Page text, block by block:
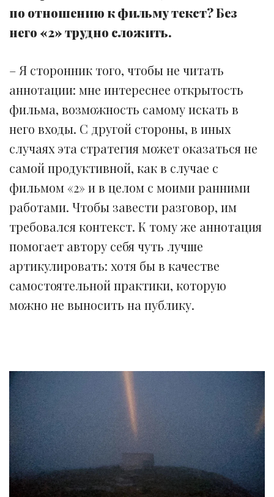
по отношению к фильму текст? Без
него «2» трудно сложить.
– Я сторонник того, чтобы не читать
аннотации: мне интереснее открытость
фильма, возможность самому искать в
него входы. С другой стороны, в иных
случаях эта стратегия может оказаться не
самой продуктивной, как в случае с
фильмом «2» и в целом с моими ранними
работами. Чтобы завести разговор, им
требовался контекст. К тому же аннотация
помогает автору себя чуть лучше
артикулировать: хотя бы в качестве
самостоятельной практики, которую
можно не выносить на публику.